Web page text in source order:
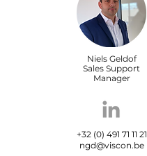
Niels Geldof
Sales Support
Manager
+32 (0) 491 71 11 21
ngd@viscon.be